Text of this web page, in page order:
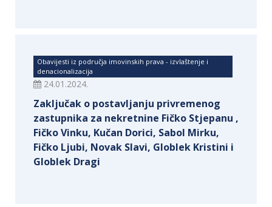
Obavijesti iz područja imovinskih prava - izvlaštenje i
denacionalizacija
24.01.2024.
Zaključak o postavljanju privremenog
zastupnika za nekretnine Fičko Stjepanu ,
Fičko Vinku, Kučan Dorici, Sabol Mirku,
Fičko Ljubi, Novak Slavi, Globlek Kristini i
Globlek Dragi